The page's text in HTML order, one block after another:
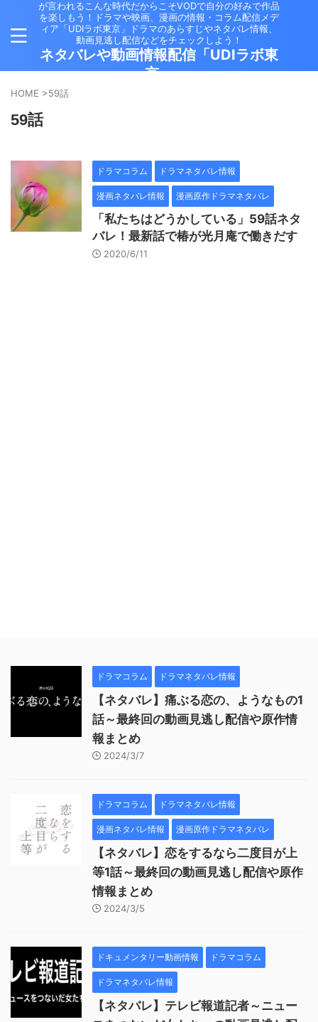
が言われるこんな時代だからこそVODで自分の好みで作品
を楽しもう！ドラマや映画、漫画の情報・コラム配信メデ
ィア「UDIラボ東京」ドラマのあらすじやネタバレ情報、
動画見逃し配信などをチェックしよう！
ネタバレや動画情報配信「UDIラボ東
京」
HOME >59話
59話
ドラマコラム ドラマネタバレ情報
漫画ネタバレ情報 漫画原作ドラマネタバレ
「私たちはどうかしている」59話ネタ
バレ！最新話で椿が光月庵で働きだす
2020/6/11
ドラマコラム ドラマネタバレ情報
【ネタバレ】痛ぶる恋の、ようなもの1
話～最終回の動画見逃し配信や原作情
報まとめ
2024/3/7
ドラマコラム ドラマネタバレ情報
漫画ネタバレ情報 漫画原作ドラマネタバレ
【ネタバレ】恋をするなら二度目が上
等1話～最終回の動画見逃し配信や原作
情報まとめ
2024/3/5
ドキュメンタリー動画情報 ドラマコラム
ドラマネタバレ情報
【ネタバレ】テレビ報道記者～ニュー